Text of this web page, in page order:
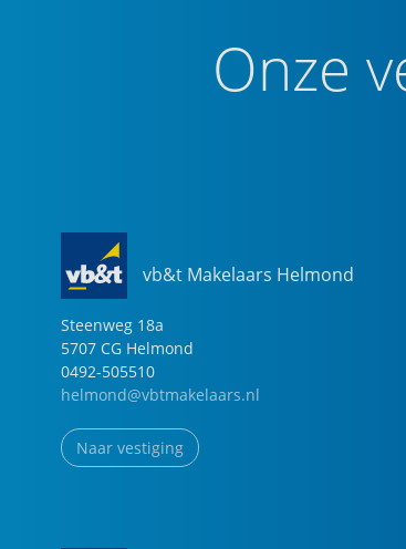
Onze
vb&t Makelaars Helmond
Steenweg 18a
5707 CG Helmond
0492-505510
helmond@vbtmakelaars.nl
Naar vestiging